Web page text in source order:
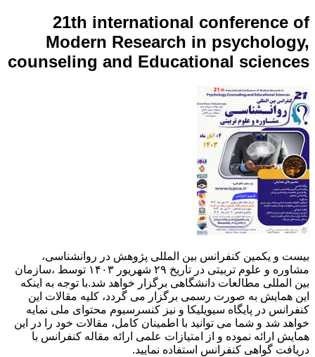
21th international conference of
Modern Research in psychology,
counseling and Educational sciences
بیست و یکمین کنفرانس بین المللی پژوهش در روانشناسی،
مشاوره و علوم تربیتی در تاریخ ۲۹ شهریور ۱۴۰۳ توسط ،سازمان
بین المللی مطالعات دانشگاهی برگزار خواهد شد.با توجه به اینکه
این همایش به صورت رسمی برگزار می گردد، کلیه مقالات این
کنفرانس در پایگاه سیویلیکا و نیز کنسرسیوم محتوای ملی نمایه
خواهد شد و شما می توانید با اطمینان کامل، مقالات خود را در این
همایش ارائه نموده و از امتیازات علمی ارائه مقاله کنفرانس با
دریافت گواهی کنفرانس استفاده نمایید.